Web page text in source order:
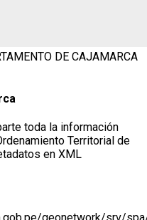
DE CAJAMARCA
toda la información
Territorial de
en XML